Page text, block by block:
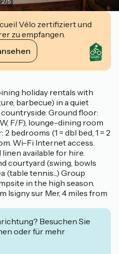
Vélo zertifiziert und
zu empfangen.
holiday rentals with
barbecue) in a quiet
Ground floor:
F/F), lounge-dining room
2 bedrooms (1 = dbl bed, 1 = 2
Wi-Fi Internet access.
linen available for hire.
courtyard (swing, bowls
(table tennis...) Group
in the high season.
Isigny sur Mer, 4 miles from
Besuchen Sie
oder für mehr